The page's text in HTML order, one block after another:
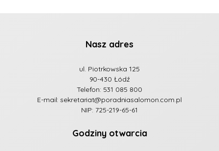
Nasz adres
ul. Piotrkowska 125
90-430 Łódź
Telefon: 531 085 800
E-mail:sekretariat@poradniasalomon.com.pl
NIP: 725-219-65-61
Godziny otwarcia